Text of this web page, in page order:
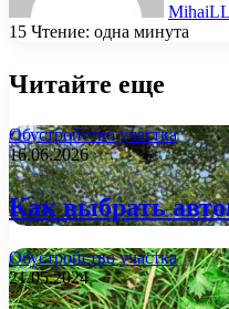
15 Чтение: одна минута
Читайте еще
Обустройство участка
16.06.2026
Как выбрать
Обустройство участка
21.05.2024